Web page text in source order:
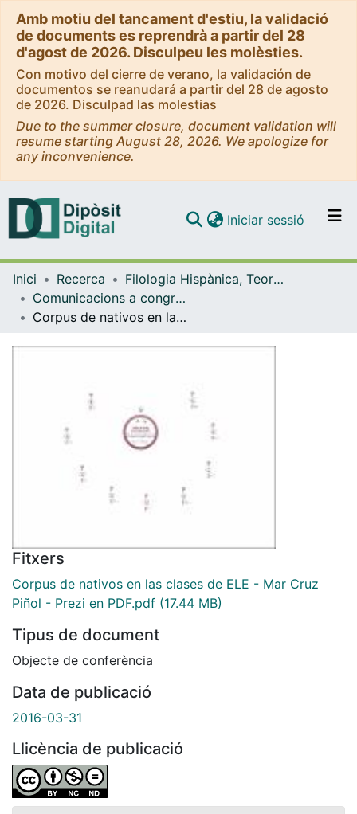
Amb motiu del tancament d'estiu, la validació
de documents es reprendrà a partir del 28
d'agost de 2026. Disculpeu les molèsties.
Con motivo del cierre de verano, la validación de
documentos se reanudará a partir del 28 de agosto
de 2026. Disculpad las molestias
Due to the summer closure, document validation will
resume starting August 28, 2026. We apologize for
any inconvenience.
Navega per tot el DD
Com publicar
Contacte
Iniciar sessió (current)
Inici Recerca
Filologia Hispànica, Teoria de la Literatura i Comunicació
Comunicacions a congressos (Filologia Hispànica, Teoria de la Literatura i Comunicació)
Corpus de nativos en las clases de ELE
Fitxers
Corpus de nativos en las clases de ELE - Mar Cruz
Piñol - Prezi en PDF.pdf (17.44 MB)
Tipus de document
Objecte de conferència
Data de publicació
2016-03-31
Llicència de publicació